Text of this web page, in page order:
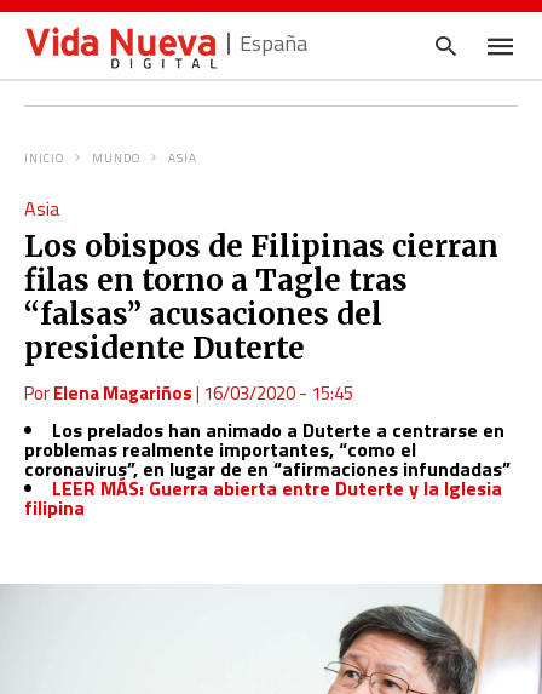
España
y
INICIO MUNDO ASIA
Asia
Los obispos de Filipinas cierran
filas en torno a Tagle tras
“falsas” acusaciones del
presidente Duterte
PorElena Magariños| 16/03/2020 - 15:45
Los prelados han animado a Duterte a centrarse en
problemas realmente importantes, “como el
coronavirus”, en lugar de en “afirmaciones infundadas”
LEER MÁS: Guerra abierta entre Duterte y la Iglesia
filipina